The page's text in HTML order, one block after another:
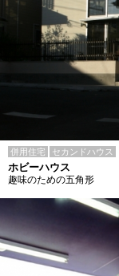
併用住宅 セカンドハウス
ホビーハウス
趣味のための五角形